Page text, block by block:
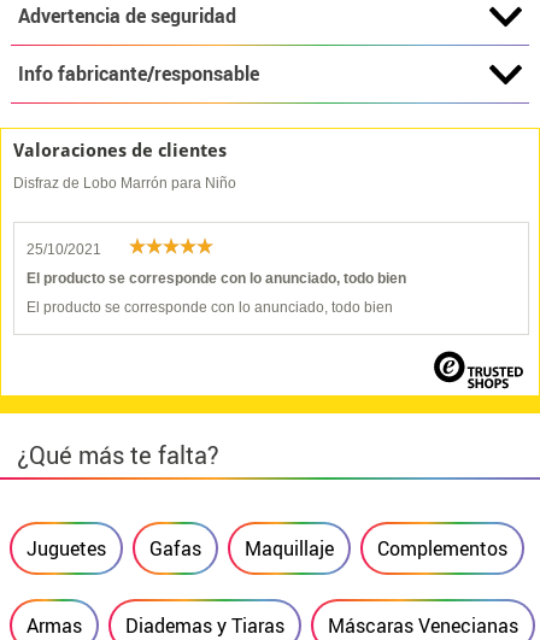
Advertencia de seguridad
Info fabricante/responsable
Valoraciones de clientes
Disfraz de Lobo Marrón para Niño
25/10/2021
El producto se corresponde con lo anunciado, todo bien
El producto se corresponde con lo anunciado, todo bien
¿Qué más te falta?
Juguetes Gafas Maquillaje Complementos
Armas Diademas y Tiaras Máscaras Venecianas